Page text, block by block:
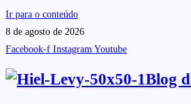
Ir para o conteúdo
8 de agosto de 2026
Facebook-f Instagram Youtube
Blog